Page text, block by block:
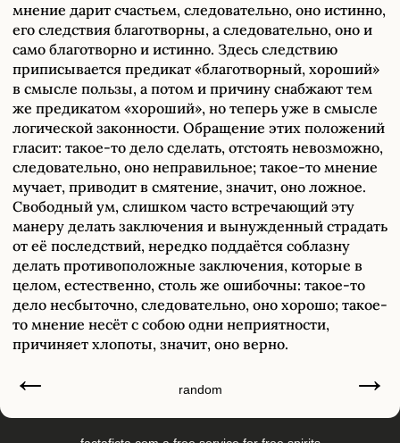
мнение дарит счастьем, следовательно, оно истинно,
его следствия благотворны, а следовательно, оно и
само благотворно и истинно. Здесь следствию
приписывается предикат «благотворный, хороший»
в смысле пользы, а потом и причину снабжают тем
же предикатом «хороший», но теперь уже в смысле
логической законности. Обращение этих положений
гласит: такое-то дело сделать, отстоять невозможно,
следовательно, оно неправильное; такое-то мнение
мучает, приводит в смятение, значит, оно ложное.
Свободный ум, слишком часто встречающий эту
манеру делать заключения и вынужденный страдать
от её последствий, нередко поддаётся соблазну
делать противоположные заключения, которые в
целом, естественно, столь же ошибочны: такое-то
дело несбыточно, следовательно, оно хорошо; такое-
то мнение несёт с собою одни неприятности,
причиняет хлопоты, значит, оно верно.
← random →